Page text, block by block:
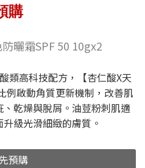
購
曬霜SPF 50 10gx2
類高科技配方，【杏仁酸X天
例啟動角質更新機制，改善肌
乾燥與脫屑。油荳粉刺肌適
級光滑細緻的膚質。
預購